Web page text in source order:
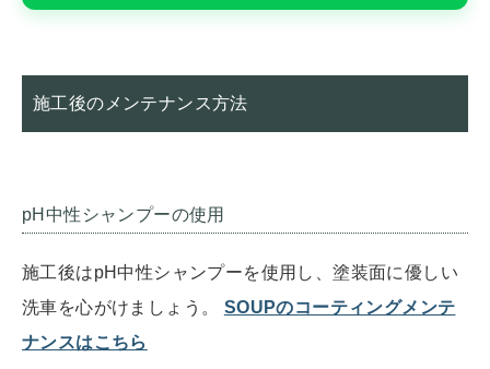
施工後のメンテナンス方法
pH中性シャンプーの使用
施工後はpH中性シャンプーを使用し、塗装面に優しい
洗車を心がけましょう。 SOUPのコーティングメンテ
ナンスはこちら